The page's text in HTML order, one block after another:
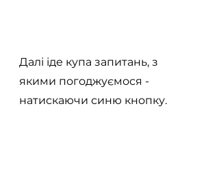
Далі іде купа запитань, з
якими погоджуємося -
натискаючи синю кнопку.